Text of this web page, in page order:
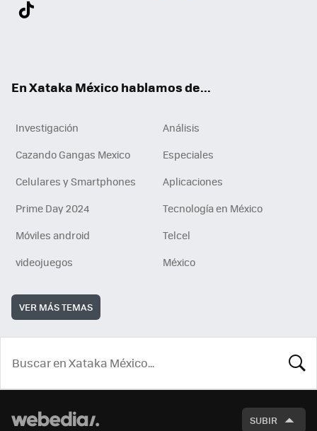
En Xataka México hablamos de...
Investigación
Análisis
Cazando Gangas Mexico
Especiales
Celulares y Smartphones
Aplicaciones
Prime Day 2024
Tecnología en México
Móviles android
Telcel
videojuegos
México
VER MÁS TEMAS
SUBIR